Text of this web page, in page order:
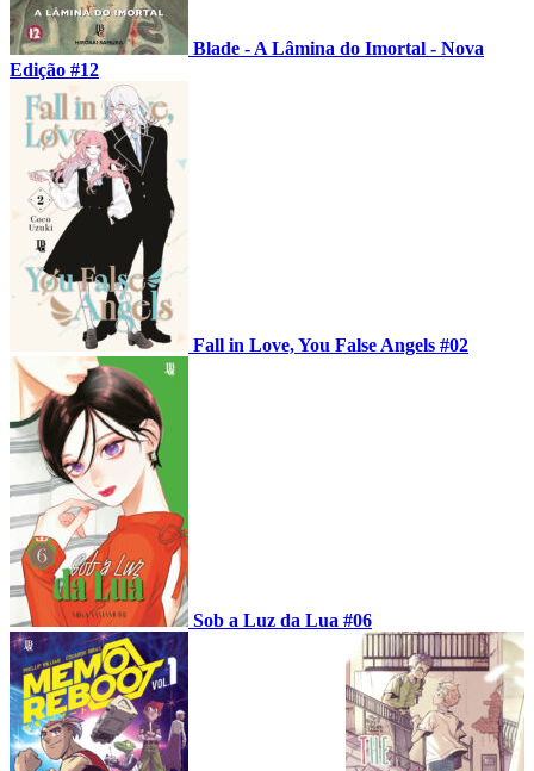
Blade - A Lâmina do Imortal - Nova
Edição #12
Fall in Love, You False Angels #02
Sob a Luz da Lua #06